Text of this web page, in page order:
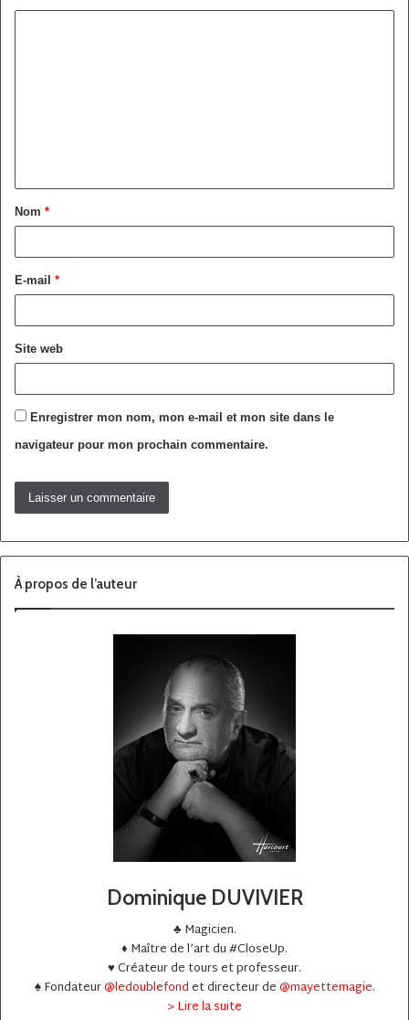
Nom *
E-mail *
Site web
Enregistrer mon nom, mon e-mail et mon site dans le
navigateur pour mon prochain commentaire.
À propos de l’auteur
Dominique DUVIVIER
♣️ Magicien.
♦️ Maître de l’art du #CloseUp.
♥️ Créateur de tours et professeur.
♠️ Fondateur@ledoublefondet directeur de@mayettemagie.
> Lire la suite